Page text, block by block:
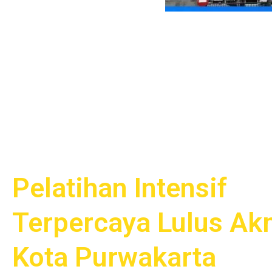
Pelatihan Intensif
Terpercaya Lulus
Kota Purwakarta